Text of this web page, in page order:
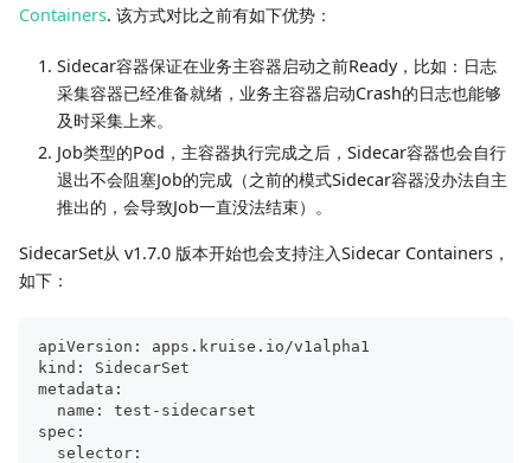
Containers. 该方式对比之前有如下优势：
Sidecar容器保证在业务主容器启动之前Ready，比如：日志
采集容器已经准备就绪，业务主容器启动Crash的日志也能够
及时采集上来。
Job类型的Pod，主容器执行完成之后，Sidecar容器也会自行
退出不会阻塞Job的完成（之前的模式Sidecar容器没办法自主
推出的，会导致Job一直没法结束）。
SidecarSet从 v1.7.0 版本开始也会支持注入Sidecar Containers，
如下：
apiVersion: apps.kruise.io/v1alpha1
kind: SidecarSet
metadata:
  name: test-sidecarset
spec:
  selector: